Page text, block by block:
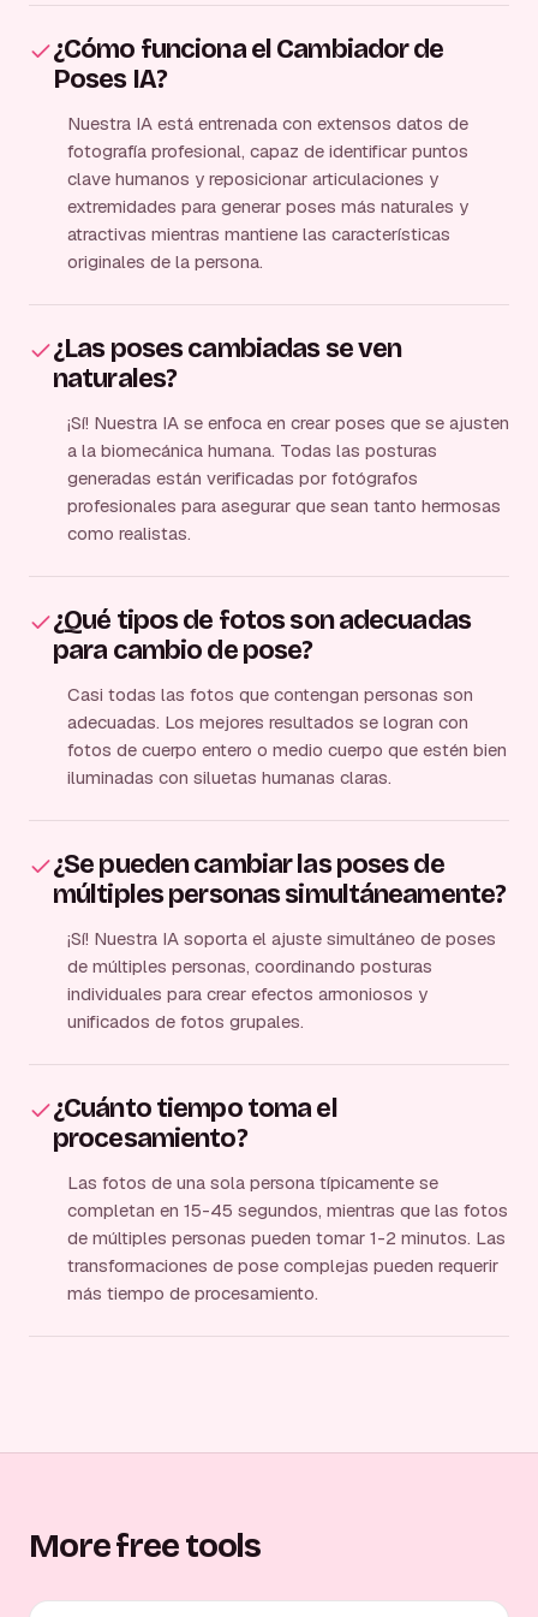
¿Cómo funciona el Cambiador de
Poses IA?
Nuestra IA está entrenada con extensos datos de
fotografía profesional, capaz de identificar puntos
clave humanos y reposicionar articulaciones y
extremidades para generar poses más naturales y
atractivas mientras mantiene las características
originales de la persona.
¿Las poses cambiadas se ven
naturales?
¡Sí! Nuestra IA se enfoca en crear poses que se ajusten
a la biomecánica humana. Todas las posturas
generadas están verificadas por fotógrafos
profesionales para asegurar que sean tanto hermosas
como realistas.
¿Qué tipos de fotos son adecuadas
para cambio de pose?
Casi todas las fotos que contengan personas son
adecuadas. Los mejores resultados se logran con
fotos de cuerpo entero o medio cuerpo que estén bien
iluminadas con siluetas humanas claras.
¿Se pueden cambiar las poses de
múltiples personas simultáneamente?
¡Sí! Nuestra IA soporta el ajuste simultáneo de poses
de múltiples personas, coordinando posturas
individuales para crear efectos armoniosos y
unificados de fotos grupales.
¿Cuánto tiempo toma el
procesamiento?
Las fotos de una sola persona típicamente se
completan en 15-45 segundos, mientras que las fotos
de múltiples personas pueden tomar 1-2 minutos. Las
transformaciones de pose complejas pueden requerir
más tiempo de procesamiento.
More free tools